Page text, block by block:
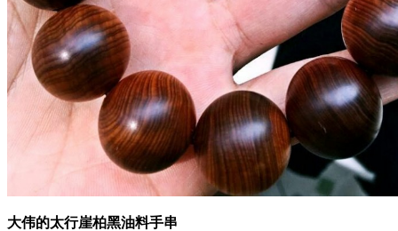
大伟的太行崖柏黑油料手串